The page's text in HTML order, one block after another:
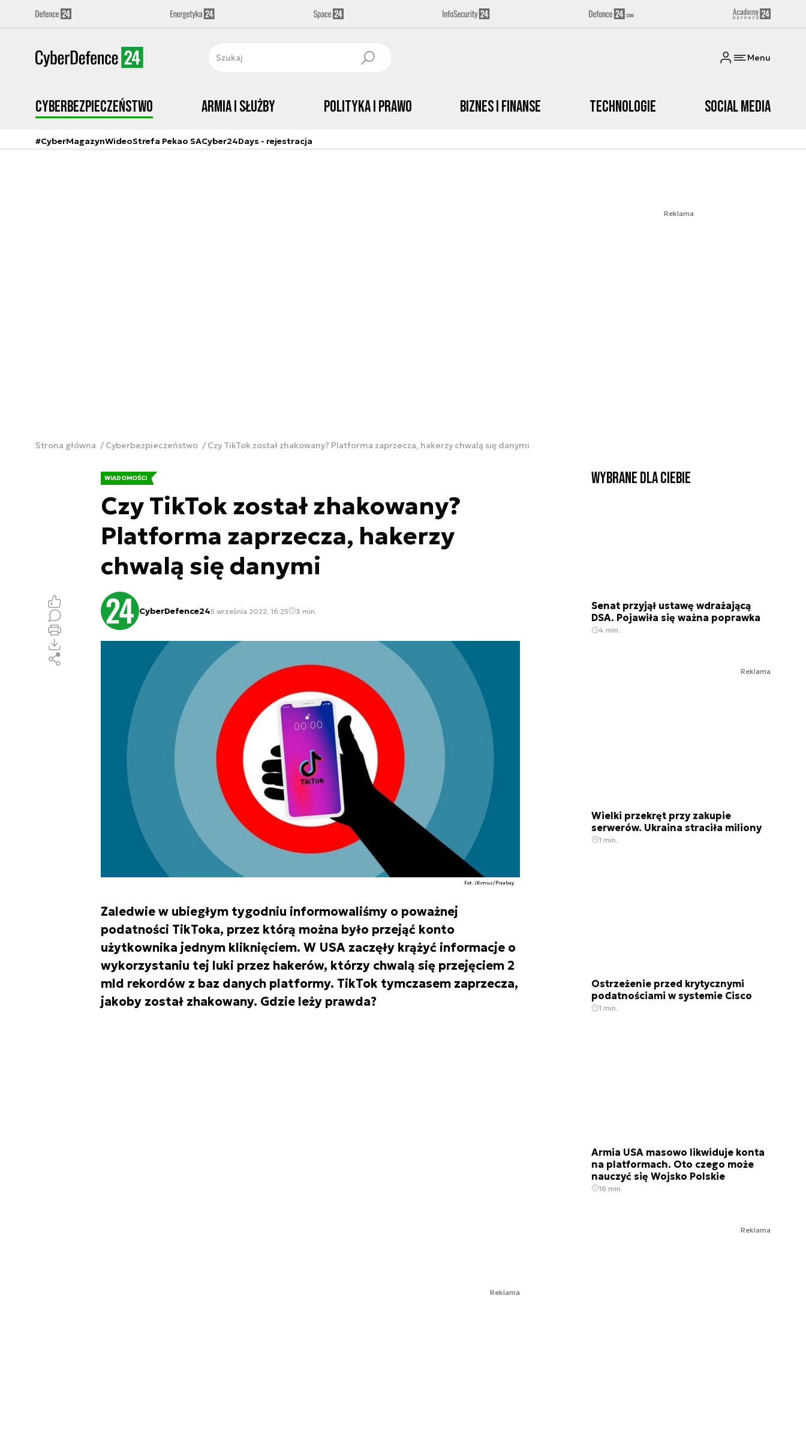
Menu
Cyberbezpieczeństwo Armia i Służby Polityka i prawo Biznes i Finanse Technologie Social media
#CyberMagazynWideoStrefa Pekao SACyber24Days - rejestracja
Reklama
Strona główna Cyberbezpieczeństwo Czy TikTok został zhakowany? Platforma zaprzecza, hakerzy chwalą się danymi
WIADOMOŚCI
Czy TikTok został zhakowany?
Platforma zaprzecza, hakerzy
chwalą się danymi
CyberDefence245 września 2022, 16:25 3 min.
Fot. iXimus/Pixabay
Zaledwie w ubiegłym tygodniu informowaliśmy o poważnej
podatności TikToka, przez którą można było przejąć konto
użytkownika jednym kliknięciem. W USA zaczęły krążyć informacje o
wykorzystaniu tej luki przez hakerów, którzy chwalą się przejęciem 2
mld rekordów z baz danych platformy. TikTok tymczasem zaprzecza,
jakoby został zhakowany. Gdzie leży prawda?
Reklama
Wybrane dla Ciebie
Senat przyjął ustawę wdrażającą
DSA. Pojawiła się ważna poprawka
4 min.
Reklama
Wielki przekręt przy zakupie
serwerów. Ukraina straciła miliony
1 min.
Ostrzeżenie przed krytycznymi
podatnościami w systemie Cisco
1 min.
Armia USA masowo likwiduje konta
na platformach. Oto czego może
nauczyć się Wojsko Polskie
16 min.
Reklama